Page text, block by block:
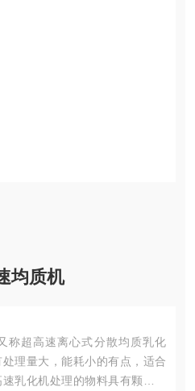
均质机
称超高速离心式分散均质乳化
理量大，能耗小的有点，适合
乳化机处理的物料具有颗粒分